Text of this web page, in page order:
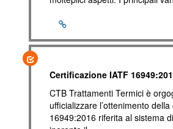
Certificazione IATF
CTB Trattamenti Termici è
ufficializzare l’ottenimento
16949:2016 riferita al sistema